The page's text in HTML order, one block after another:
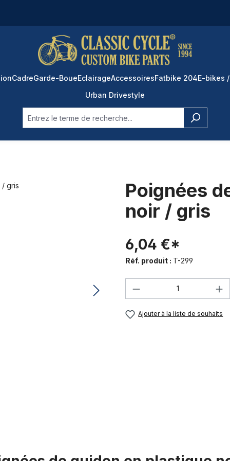
CadreGarde-BoueEclairageAccessoiresFatbike 204E-bikes
Urban Drivestyle
Poignées
noir / gris
6,04 €*
Réf. produit : T-299
Quantité de
Ajouter à la liste de souhaits